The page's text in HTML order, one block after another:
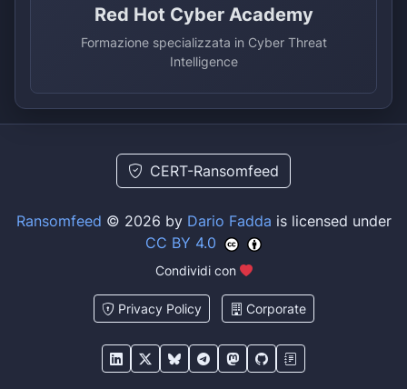
Red Hot Cyber Academy
Formazione specializzata in Cyber Threat
Intelligence
CERT-Ransomfeed
Ransomfeed © 2026 by Dario Fadda is licensed under
CC BY 4.0
Condividi con
Privacy Policy Corporate